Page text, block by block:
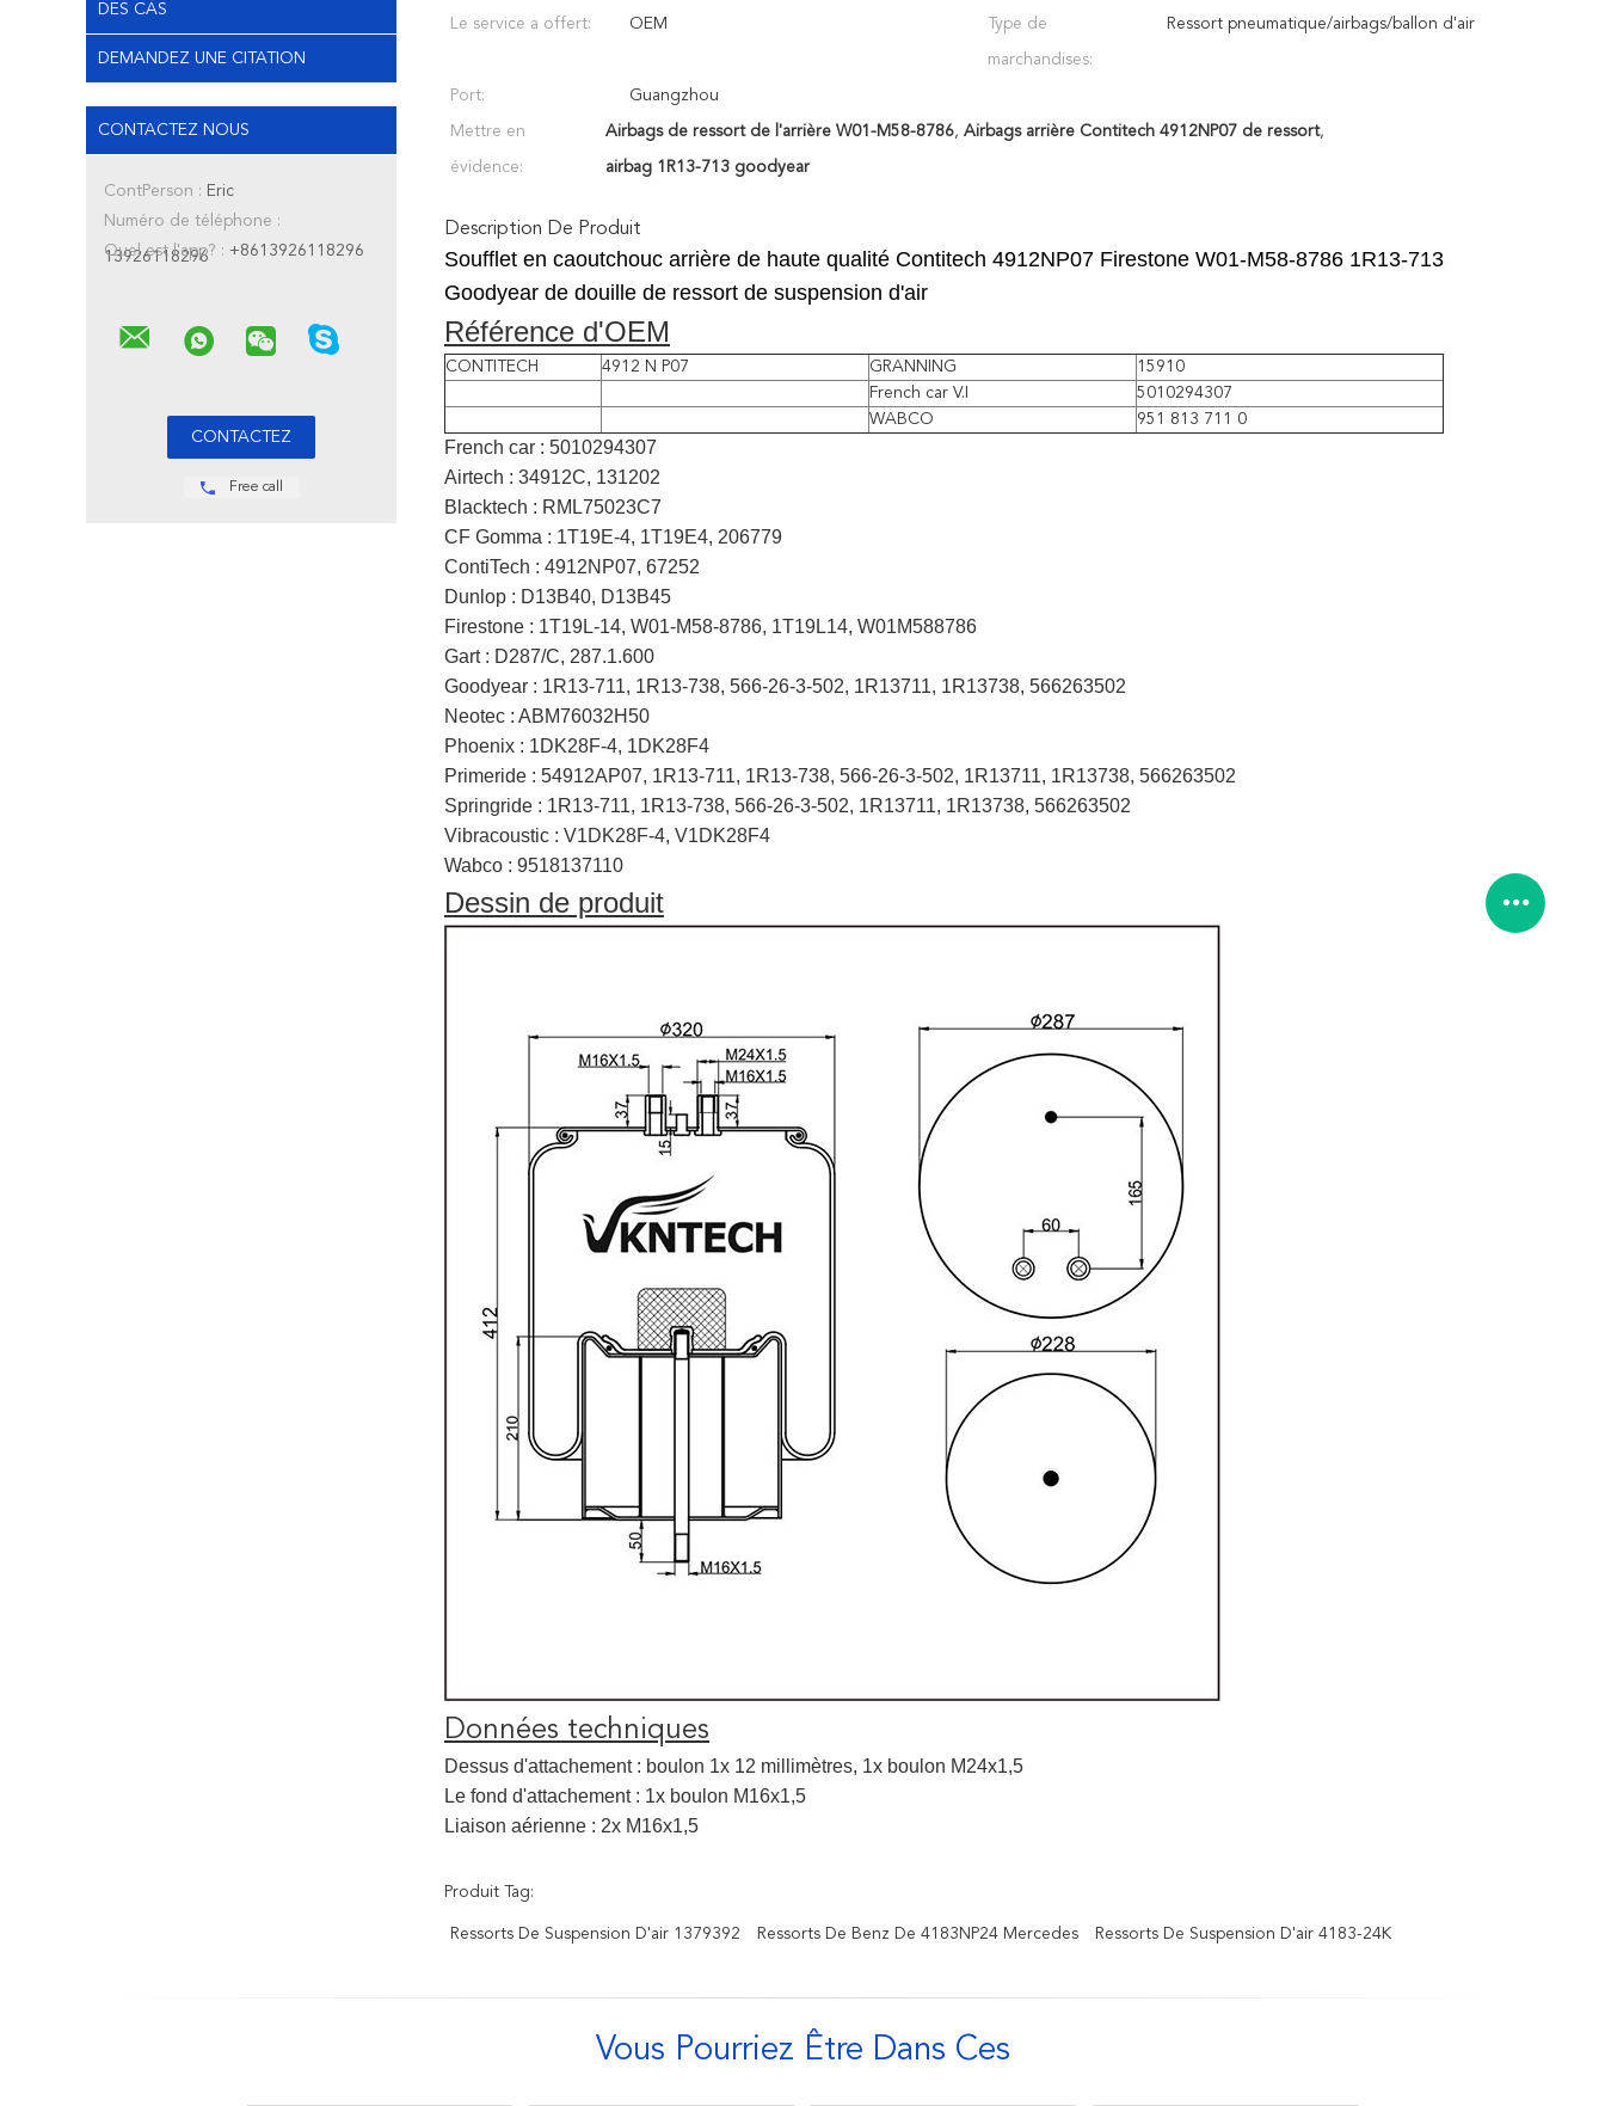
DES CAS
DEMANDEZ UNE CITATION
CONTACTEZ NOUS
ContPerson : Eric
Numéro de téléphone :
13926118296
Quel est l'app? : +8613926118296
Free call
Le service a offert: OEM Type de
marchandises:
Ressort pneumatique/airbags/ballon d'air
Port: Guangzhou
Mettre en
évidence:
Airbags de ressort de l'arrière W01-M58-8786, Airbags arrière Contitech 4912NP07 de ressort,
airbag 1R13-713 goodyear
Description De Produit
Soufflet en caoutchouc arrière de haute qualité Contitech 4912NP07 Firestone W01-M58-8786 1R13-713
Goodyear de douille de ressort de suspension d'air
Référence d'OEM
CONTITECH 4912 N P07 GRANNING
15910
French car V.I
5010294307
WABCO
951 813 711 0
French car : 5010294307
Airtech : 34912C, 131202
Blacktech : RML75023C7
CF Gomma : 1T19E-4, 1T19E4, 206779
ContiTech : 4912NP07, 67252
Dunlop : D13B40, D13B45
Firestone : 1T19L-14, W01-M58-8786, 1T19L14, W01M588786
Gart : D287/C, 287.1.600
Goodyear : 1R13-711, 1R13-738, 566-26-3-502, 1R13711, 1R13738, 566263502
Neotec : ABM76032H50
Phoenix : 1DK28F-4, 1DK28F4
Primeride : 54912AP07, 1R13-711, 1R13-738, 566-26-3-502, 1R13711, 1R13738, 566263502
Springride : 1R13-711, 1R13-738, 566-26-3-502, 1R13711, 1R13738, 566263502
Vibracoustic : V1DK28F-4, V1DK28F4
Wabco : 9518137110
Dessin de produit
Données techniques
Dessus d'attachement : boulon 1x 12 millimètres, 1x boulon M24x1,5
Le fond d'attachement : 1x boulon M16x1,5
Liaison aérienne : 2x M16x1,5
Produit Tag:
Ressorts De Suspension D'air 1379392 Ressorts De Benz De 4183NP24 Mercedes Ressorts De Suspension D'air 4183-24K
Vous Pourriez Être Dans Ces